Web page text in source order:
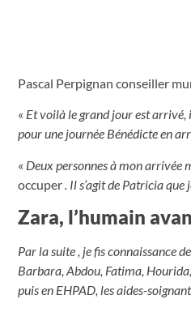
Pascal Perpignan conseiller
« Et voilà le grand jour est
pour une journée Bénédicte en
« Deux personnes à mon arrivée
occuper . Il s’agit de Patricia
Zara, l’humain
Par la suite , je fis connaissance
Barbara, Abdou, Fatima,
puis en EHPAD, les aides-